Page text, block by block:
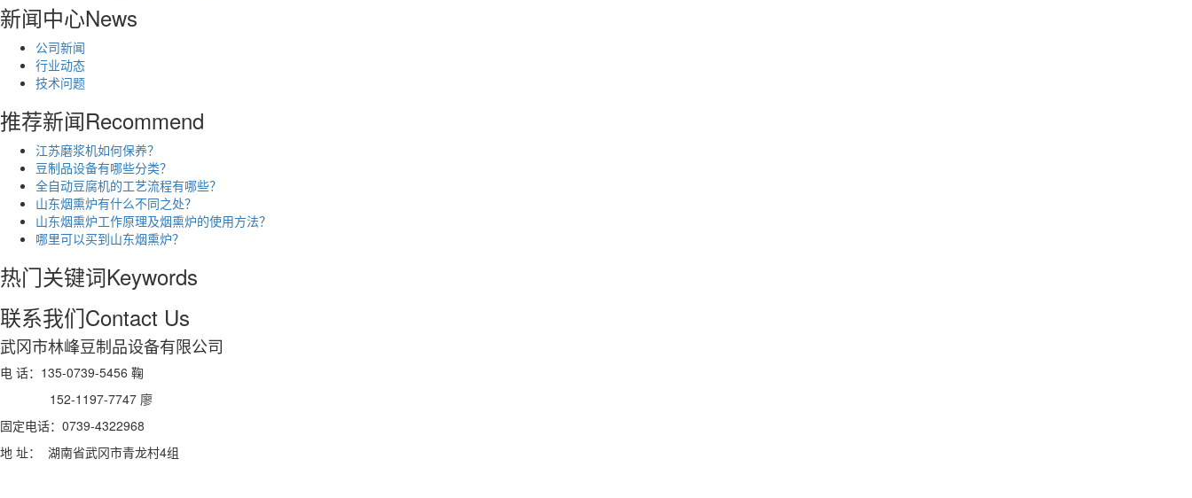
新闻中心News
公司新闻
行业动态
技术问题
推荐新闻Recommend
江苏磨浆机如何保养？
豆制品设备有哪些分类？
全自动豆腐机的工艺流程有哪些？
山东烟熏炉有什么不同之处？
山东烟熏炉工作原理及烟熏炉的使用方法？
哪里可以买到山东烟熏炉？
热门关键词Keywords
联系我们Contact Us
武冈市林峰豆制品设备有限公司
电 话：135-0739-5456 鞠
152-1197-7747 廖
固定电话：0739-4322968
地 址： 湖南省武冈市青龙村4组